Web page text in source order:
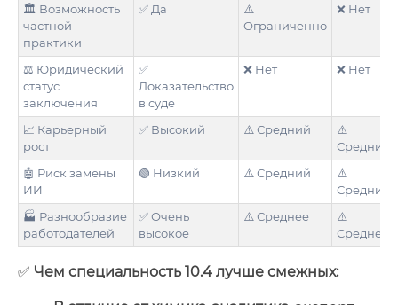
🏛️ Возможность
частной
практики
✅ Да
⚠️
Ограниченно
❌ Нет
⚖️ Юридический
статус
заключения
✅
Доказательство
в суде
❌ Нет ❌ Нет
📈 Карьерный
рост
✅ Высокий ⚠️ Средний
⚠️
Средний
🤖 Риск замены
ИИ
🟢 Низкий ⚠️ Средний
⚠️
Средний
🏭 Разнообразие
работодателей
✅ Очень
высокое
⚠️ Среднее
⚠️
Среднее
✅ Чем специальность 10.4 лучше смежных: